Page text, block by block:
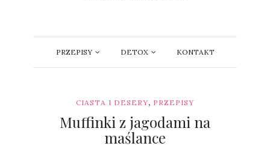
PRZEPISY DETOX KONTAKT
CIASTA I DESERY, PRZEPISY
Muffinki z jagodami na
maślance